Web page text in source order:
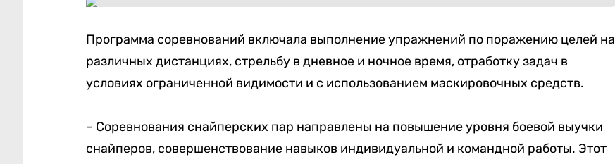
Программа соревнований включала выполнение упражнений по поражению целей на
различных дистанциях, стрельбу в дневное и ночное время, отработку задач в
условиях ограниченной видимости и с использованием маскировочных средств.
– Соревнования снайперских пар направлены на повышение уровня боевой выучки
снайперов, совершенствование навыков индивидуальной и командной работы. Этот